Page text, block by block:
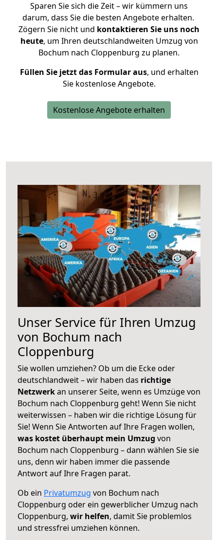
Sparen Sie sich die Zeit – wir kümmern uns
darum, dass Sie die besten Angebote erhalten.
Zögern Sie nicht und kontaktieren Sie uns noch
heute, um Ihren deutschlandweiten Umzug von
Bochum nach Cloppenburg zu planen.
Füllen Sie jetzt das Formular aus, und erhalten
Sie kostenlose Angebote.
Kostenlose Angebote erhalten
Unser Service für Ihren Umzug
von Bochum nach
Cloppenburg
Sie wollen umziehen? Ob um die Ecke oder
deutschlandweit – wir haben das richtige
Netzwerkan unserer Seite, wenn es Umzüge von
Bochum nach Cloppenburg geht! Wenn Sie nicht
weiterwissen – haben wir die richtige Lösung für
Sie! Wenn Sie Antworten auf Ihre Fragen wollen,
was kostet überhaupt mein Umzug von
Bochum nach Cloppenburg – dann wählen Sie sie
uns, denn wir haben immer die passende
Antwort auf Ihre Fragen parat.
Ob ein Privatumzug von Bochum nach
Cloppenburg oder ein gewerblicher Umzug nach
Cloppenburg, wir helfen, damit Sie problemlos
und stressfrei umziehen können.